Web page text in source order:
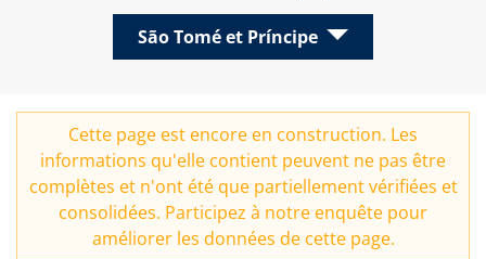
São Tomé et Príncipe
Cette page est encore en construction. Les
informations qu'elle contient peuvent ne pas être
complètes et n'ont été que partiellement vérifiées et
consolidées. Participez à notre enquête pour
améliorer les données de cette page.